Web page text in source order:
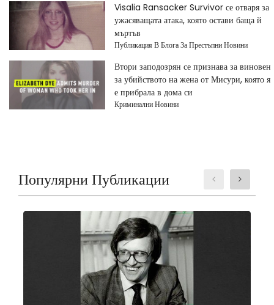
Visalia Ransacker Survivor се отваря за
ужасяващата атака, която остави баща й
мъртъв
Публикация В Блога За Престъпни Новини
Втори заподозрян се признава за виновен
за убийството на жена от Мисури, която я
е прибрала в дома си
Криминални Новини
Популярни Публикации